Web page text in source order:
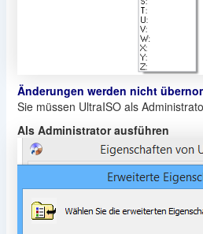
Änderungen werden nicht
Sie müssen UltraISO als
Als Administrator ausführen